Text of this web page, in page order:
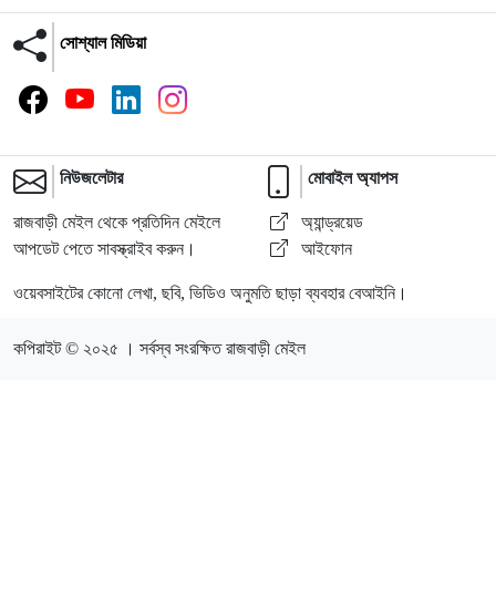
সোশ্যাল মিডিয়া
নিউজলেটার
রাজবাড়ী মেইল থেকে প্রতিদিন মেইলে
আপডেট পেতে সাবস্ক্রাইব করুন।
মোবাইল অ্যাপস
অ্যান্ড্রয়েড
আইফোন
ওয়েবসাইটের কোনো লেখা, ছবি, ভিডিও অনুমতি ছাড়া ব্যবহার বেআইনি।
কপিরাইট © ২০২৫ । সর্বস্ব সংরক্ষিত রাজবাড়ী মেইল